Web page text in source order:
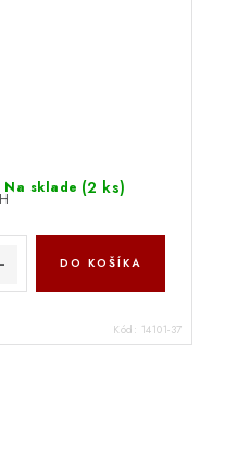
Na sklade (2 ks)
DO KOŠÍKA
Kód: 14101-37